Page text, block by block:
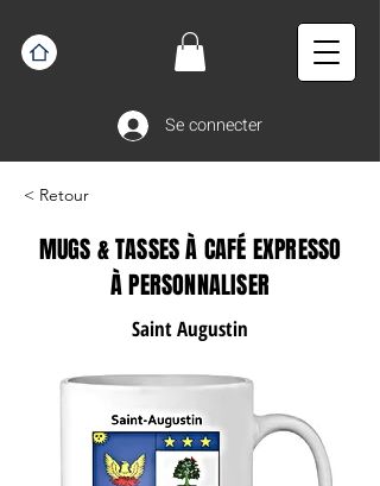
Se connecter
< Retour
MUGS & TASSES À CAFÉ EXPRESSO
À PERSONNALISER
Saint Augustin